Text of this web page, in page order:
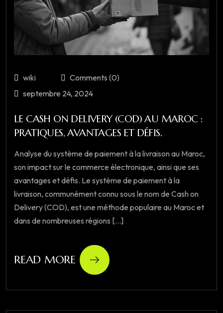
wiki
Comments (0)
septembre 24, 2024
LE CASH ON DELIVERY (COD) AU MAROC :
PRATIQUES, AVANTAGES ET DÉFIS.
Analyse du système de paiement à la livraison au Maroc,
son impact sur le commerce électronique, ainsi que ses
avantages et défis. Le système de paiement à la
livraison, communément connu sous le nom de Cash on
Delivery (COD), est une méthode populaire au Maroc et
dans de nombreuses régions [...]
READ MORE